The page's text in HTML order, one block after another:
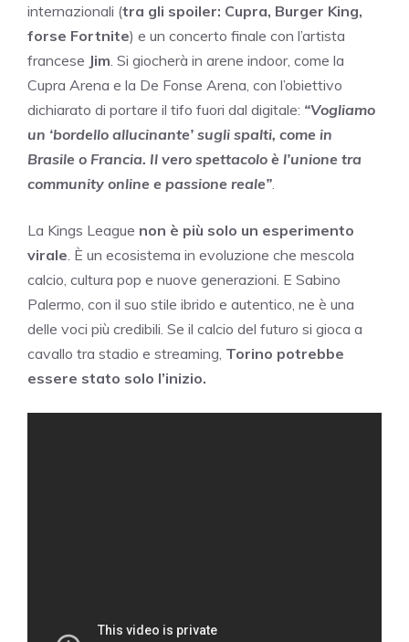
internazionali (tra gli spoiler: Cupra, Burger King,
forse Fortnite) e un concerto finale con l’artista
francese Jim . Si giocherà in arene indoor, come la
Cupra Arena e la De Fonse Arena, con l’obiettivo
dichiarato di portare il tifo fuori dal digitale: “Vogliamo
un ‘bordello allucinante’ sugli spalti, come in
Brasile o Francia. Il vero spettacolo è l’unione tra
community online e passione reale”
La Kings League non è più solo un esperimento
virale . È un ecosistema in evoluzione che mescola
calcio, cultura pop e nuove generazioni. E Sabino
Palermo, con il suo stile ibrido e autentico, ne è una
delle voci più credibili. Se il calcio del futuro si gioca a
cavallo tra stadio e streaming, Torino potrebbe
essere stato solo l’inizio.